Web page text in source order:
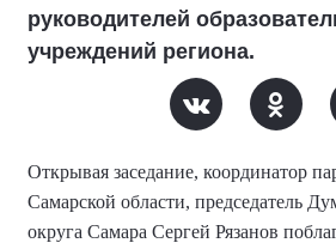
руководителей
учреждений региона.
Открывая заседание, координатор
Самарской области, председатель
округа Самара Сергей Рязанов